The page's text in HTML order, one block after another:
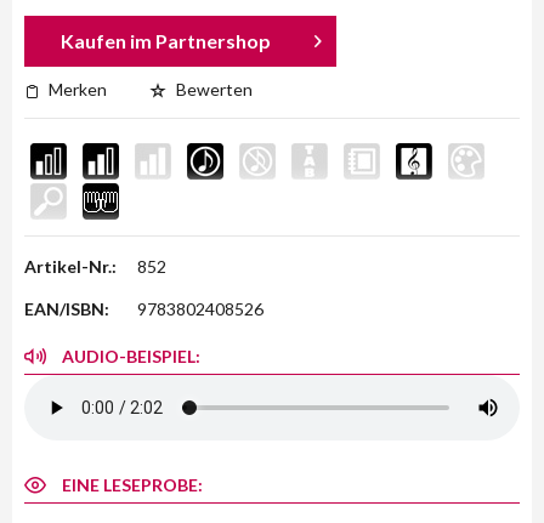
Kaufen im Partnershop
Merken Bewerten
Artikel-Nr.: 852
EAN/ISBN: 9783802408526
AUDIO-BEISPIEL:
EINE LESEPROBE: